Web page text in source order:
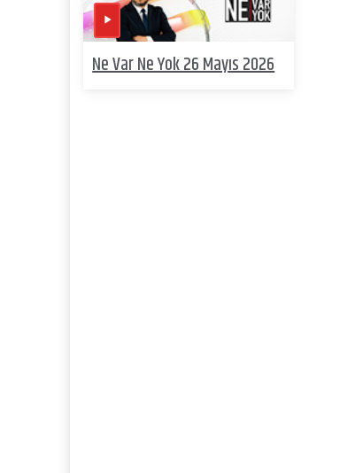
Ne Var Ne Yok 26 Mayıs 2026